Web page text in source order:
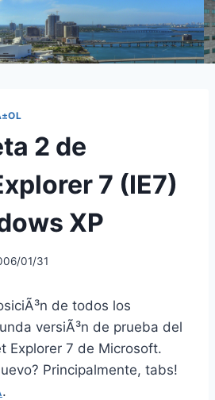
2 de
7 (IE7)
XP
01/31
de todos los
versiÃ³n de prueba del
Explorer 7 de Microsoft.
Principalmente, tabs!
.